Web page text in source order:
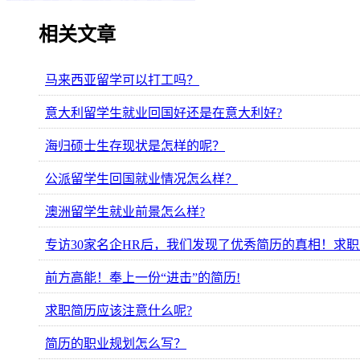
相关文章
马来西亚留学可以打工吗？
意大利留学生就业回国好还是在意大利好?
海归硕士生存现状是怎样的呢？
公派留学生回国就业情况怎么样？
澳洲留学生就业前景怎么样?
专访30家名企HR后，我们发现了优秀简历的真相！求职
前方高能！奉上一份“进击”的简历!
求职简历应该注意什么呢?
简历的职业规划怎么写？